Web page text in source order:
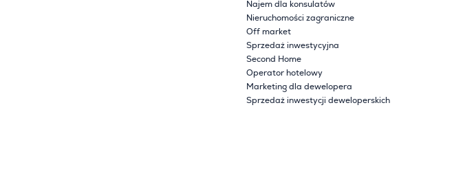
Najem dla konsulatów
Nieruchomości zagraniczne
Off market
Sprzedaż inwestycyjna
Second Home
Operator hotelowy
Marketing dla dewelopera
Sprzedaż inwestycji deweloperskich